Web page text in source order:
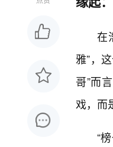
在
雅”，
哥”而
戏，而
“